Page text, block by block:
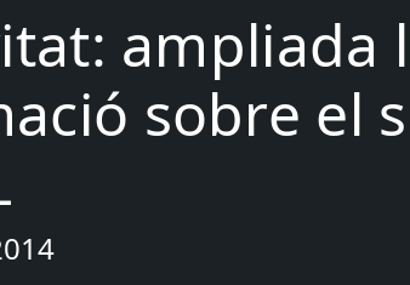
ampliada
sobre el